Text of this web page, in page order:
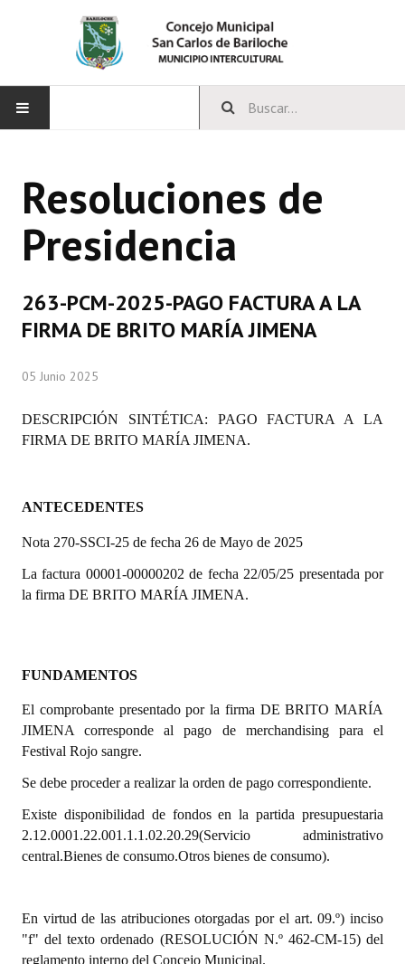
CONCEJO
Bloques Políticos
Comisiones Permanentes
Programas
Constitución Nacional
Constitución Provincial
Carta Orgánica 2007
DOCUMENTOS
Proyectos Presentados
Informes de Unidad Coordinadora
Ejecución Presupuestaria
Resoluciones de
Presidencia
263-PCM-2025-PAGO FACTURA A LA
FIRMA DE BRITO MARÍA JIMENA
05 Junio 2025
DESCRIPCIÓN SINTÉTICA: PAGO FACTURA A LA
FIRMA DE BRITO MARÍA JIMENA.
ANTECEDENTES
Nota 270-SSCI-25 de fecha 26 de Mayo de 2025
La factura 00001-00000202 de fecha 22/05/25 presentada por
la firma DE BRITO MARÍA JIMENA.
FUNDAMENTOS
El comprobante presentado por la firma DE BRITO MARÍA
JIMENA corresponde al pago de merchandising para el
Festival Rojo sangre.
Se debe proceder a realizar la orden de pago correspondiente.
Existe disponibilidad de fondos en la partida presupuestaria
2.12.0001.22.001.1.1.02.20.29(Servicio administrativo
central.Bienes de consumo.Otros bienes de consumo).
En virtud de las atribuciones otorgadas por el art. 09.º) inciso
"f" del texto ordenado (RESOLUCIÓN N.º 462-CM-15) del
reglamento interno del Concejo Municipal.